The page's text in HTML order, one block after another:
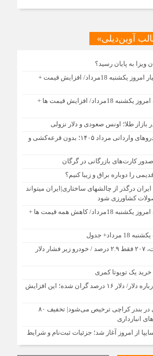
آوین‌دیلی»
ویزا به پایان رسید؟
قیمت طلای 18عیار امروز یکشنبه 18مرداد/ افزایش قیمت +
قیمت طلا و سکه امروز یکشنبه 18مرداد/ افزایش قیمت ها +
بازار طلا؛ اونس صعودی و دلار نزولی
فروش فوری خودروهای وارداتی مرداد ۱۴۰۵؛ بدون قرعه‌کشی و
را دوباره براق و زیبا کنیم؟
درگذر از چالشهای ساختاری|ایران میتواند
کشاورزی شود
قیمت طلا و سکه امروز یکشنبه 18مرداد/ کاهش همه قیمت ها +
جدول
دلار ۴ درصد ریخت، ۲۰۷ فقط ۲.۹ درصد / خودرو زیر فشار دلار
اظهارات همتی درباره دلار/ دلار ۱۶ درصد گران شده؛ این افزایش
کانتینرهای ایرانی در بندر کراچی ترخیص می‌شود| تخفیف ۸۰
انبارداری